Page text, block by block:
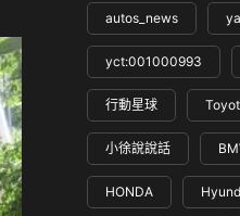
autos_news
yct:001000993
行動星球
小徐說說話
HONDA